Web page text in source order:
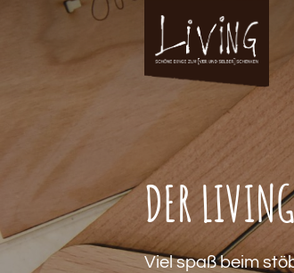
DER
Viel spaß beim